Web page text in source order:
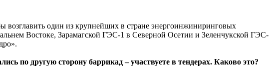
возглавить один из крупнейших в стране энергоинжиниринговых
Востоке, Зарамагской ГЭС-1 в Северной Осетии и Зеленчукской ГЭС-
по другую сторону баррикад – ­участвуете в тендерах. Каково это?